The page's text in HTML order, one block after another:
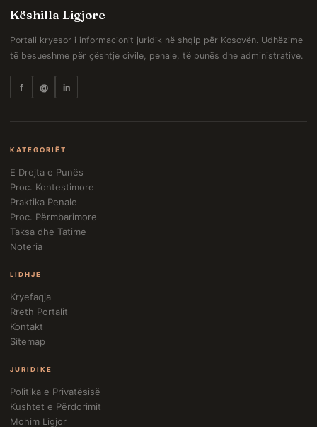
Këshilla Ligjore
Portali kryesor i informacionit juridik në shqip për Kosovën. Udhëzime
të besueshme për çështje civile, penale, të punës dhe administrative.
f @ in
KATEGORIËT
E Drejta e Punës
Proc. Kontestimore
Praktika Penale
Proc. Përmbarimore
Taksa dhe Tatime
Noteria
LIDHJE
Kryefaqja
Rreth Portalit
Kontakt
Sitemap
JURIDIKE
Politika e Privatësisë
Kushtet e Përdorimit
Mohim Ligjor